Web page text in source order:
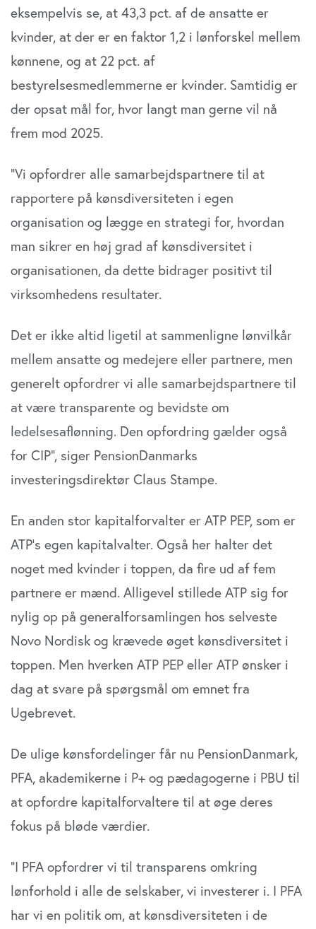
eksempelvis se, at 43,3 pct. af de ansatte er
kvinder, at der er en faktor 1,2 i lønforskel mellem
kønnene, og at 22 pct. af
bestyrelsesmedlemmerne er kvinder. Samtidig er
der opsat mål for, hvor langt man gerne vil nå
frem mod 2025.
”Vi opfordrer alle samarbejdspartnere til at
rapportere på kønsdiversiteten i egen
organisation og lægge en strategi for, hvordan
man sikrer en høj grad af kønsdiversitet i
organisationen, da dette bidrager positivt til
virksomhedens resultater.
Det er ikke altid ligetil at sammenligne lønvilkår
mellem ansatte og medejere eller partnere, men
generelt opfordrer vi alle samarbejdspartnere til
at være transparente og bevidste om
ledelsesaflønning. Den opfordring gælder også
for CIP”, siger PensionDanmarks
investeringsdirektør Claus Stampe.
En anden stor kapitalforvalter er ATP PEP, som er
ATP’s egen kapitalvalter. Også her halter det
noget med kvinder i toppen, da fire ud af fem
partnere er mænd. Alligevel stillede ATP sig for
nylig op på generalforsamlingen hos selveste
Novo Nordisk og krævede øget kønsdiversitet i
toppen. Men hverken ATP PEP eller ATP ønsker i
dag at svare på spørgsmål om emnet fra
Ugebrevet.
De ulige kønsfordelinger får nu PensionDanmark,
PFA, akademikerne i P+ og pædagogerne i PBU til
at opfordre kapitalforvaltere til at øge deres
fokus på bløde værdier.
”I PFA opfordrer vi til transparens omkring
lønforhold i alle de selskaber, vi investerer i. I PFA
har vi en politik om, at kønsdiversiteten i de